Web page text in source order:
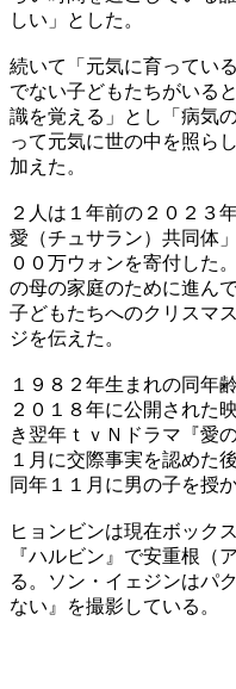
しい」とした。
続いて「元気に育ってい
でない子どもたちがいる
識を覚える」とし「病気
って元気に世の中を照ら
加えた。
２人は１年前の２０２３
愛（チュサラン）共同体
００万ウォンを寄付した
の母の家庭のために進ん
子どもたちへのクリスマ
ジを伝えた。
１９８２年生まれの同年
２０１８年に公開された
き翌年ｔｖＮドラマ『愛
１月に交際事実を認めた
同年１１月に男の子を授か
ヒョンビンは現在ボック
『ハルビン』で安重根（
る。ソン・イェジンはパ
ない』を撮影している。